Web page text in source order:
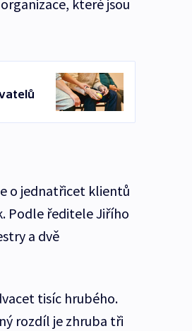
které jsou
o jednatřicet klientů
Podle ředitele Jiřího
a dvě
tisíc hrubého.
rozdíl je zhruba tři